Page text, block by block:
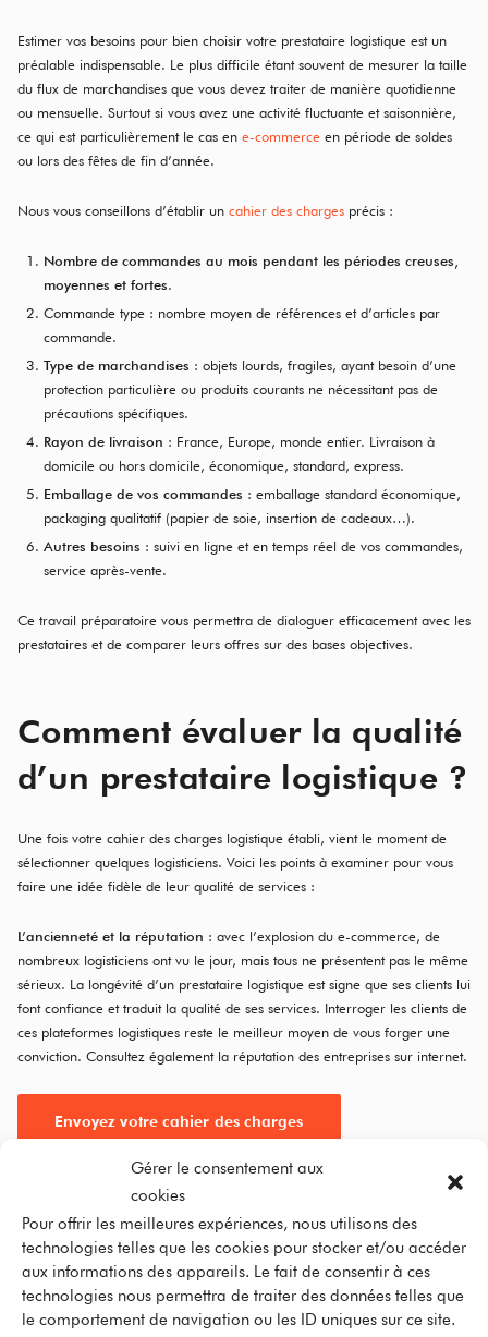
Gérer le consentement aux
cookies
Pour offrir les meilleures expériences, nous utilisons des
technologies telles que les cookies pour stocker et/ou accéder
aux informations des appareils. Le fait de consentir à ces
technologies nous permettra de traiter des données telles que
le comportement de navigation ou les ID uniques sur ce site.
Estimer vos besoins pour bien choisir votre prestataire logistique est un
préalable indispensable. Le plus difficile étant souvent de mesurer la taille
du flux de marchandises que vous devez traiter de manière quotidienne
ou mensuelle. Surtout si vous avez une activité fluctuante et saisonnière,
ce qui est particulièrement le cas en e-commerce en période de soldes
ou lors des fêtes de fin d’année.
Nous vous conseillons d’établir un cahier des charges précis :
Nombre de commandes au mois pendant les périodes creuses,
moyennes et fortes.
Commande type : nombre moyen de références et d’articles par
commande.
Type de marchandises : objets lourds, fragiles, ayant besoin d’une
protection particulière ou produits courants ne nécessitant pas de
précautions spécifiques.
Rayon de livraison : France, Europe, monde entier. Livraison à
domicile ou hors domicile, économique, standard, express.
Emballage de vos commandes : emballage standard économique,
packaging qualitatif (papier de soie, insertion de cadeaux…).
Autres besoins : suivi en ligne et en temps réel de vos commandes,
service après-vente.
Ce travail préparatoire vous permettra de dialoguer efficacement avec les
prestataires et de comparer leurs offres sur des bases objectives.
Comment évaluer la qualité
d’un prestataire logistique ?
Une fois votre cahier des charges logistique établi, vient le moment de
sélectionner quelques logisticiens. Voici les points à examiner pour vous
faire une idée fidèle de leur qualité de services :
L’ancienneté et la réputation : avec l’explosion du e-commerce, de
nombreux logisticiens ont vu le jour, mais tous ne présentent pas le même
sérieux. La longévité d’un prestataire logistique est signe que ses clients lui
font confiance et traduit la qualité de ses services. Interroger les clients de
ces plateformes logistiques reste le meilleur moyen de vous forger une
conviction. Consultez également la réputation des entreprises sur internet.
Envoyez votre cahier des charges
La puissance du système d’information
: vous devez pouvoir assurer la
partenaire logistique équipé d’outils performants vous garantit une
visibilité en temps réel sur vos flux.
La politique des retours et le service après-vente
: cet élément est un